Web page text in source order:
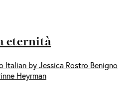
eternità
Italian by Jessica Rostro Benigno
Heyrman